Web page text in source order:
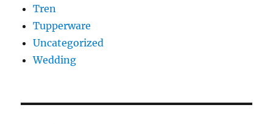
Tren
Tupperware
Uncategorized
Wedding